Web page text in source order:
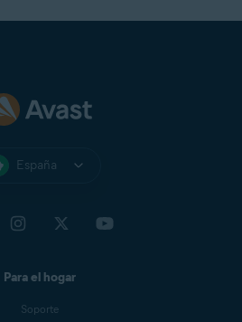
España
Para el hogar
Soporte